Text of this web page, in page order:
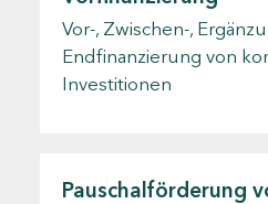
Vor-, Zwischen-,
Endfinanzierung von
Investitionen
Pauschalförderung